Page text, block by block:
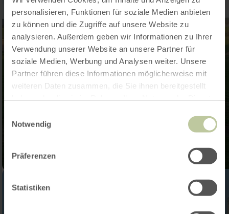
personalisieren, Funktionen für soziale Medien anbieten
zu können und die Zugriffe auf unsere Website zu
analysieren. Außerdem geben wir Informationen zu Ihrer
Verwendung unserer Website an unsere Partner für
soziale Medien, Werbung und Analysen weiter. Unsere
Partner führen diese Informationen möglicherweise mit
weiteren Daten zusammen, die Sie ihnen bereitgestellt
Notwendig
Präferenzen
Statistiken